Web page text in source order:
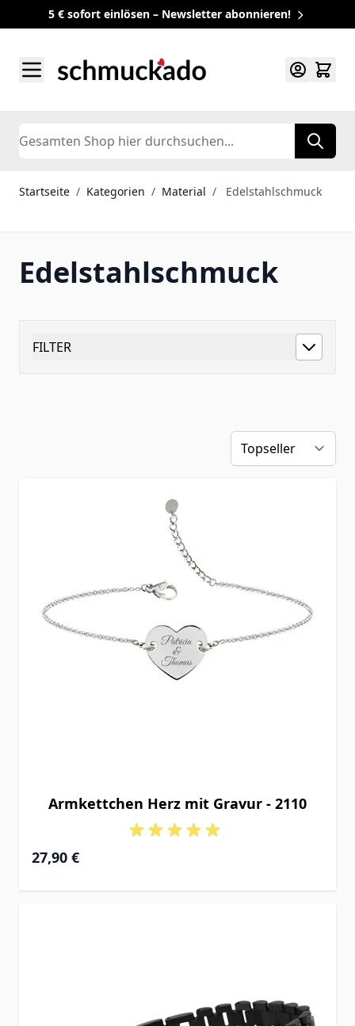
5 € sofort einlösen – Newsletter abonnieren!
Search
Startseite / Kategorien / Material / Edelstahlschmuck
Edelstahlschmuck
FILTER
Armkettchen Herz mit Gravur - 2110
27,90 €